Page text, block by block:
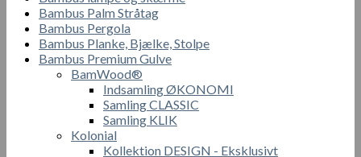
Bambus Palm Stråtag
Bambus Pergola
Bambus Planke, Bjælke, Stolpe
Bambus Premium Gulve
BamWood®
Indsamling ØKONOMI
Samling CLASSIC
Samling KLIK
Kolonial
Kollektion DESIGN - Eksklusivt